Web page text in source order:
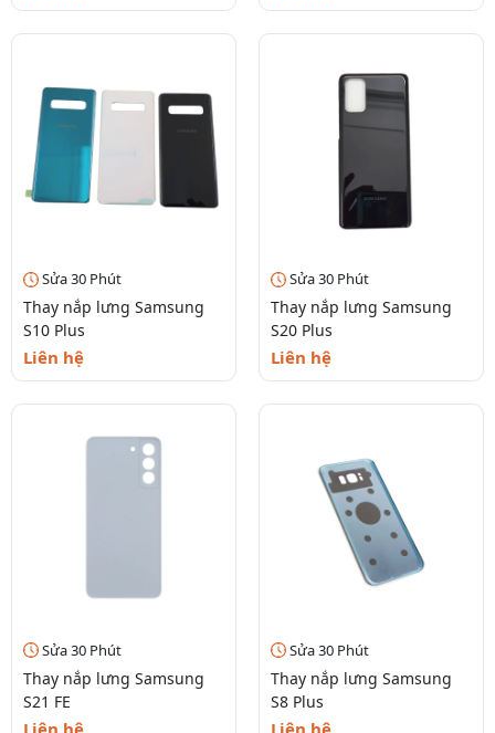
Sửa 30 Phút
Thay nắp lưng Samsung
S10 Plus
Liên hệ
Sửa 30 Phút
Thay nắp lưng Samsung
S20 Plus
Liên hệ
Sửa 30 Phút
Thay nắp lưng Samsung
S21 FE
Liên hệ
Sửa 30 Phút
Thay nắp lưng Samsung
S8 Plus
Liên hệ